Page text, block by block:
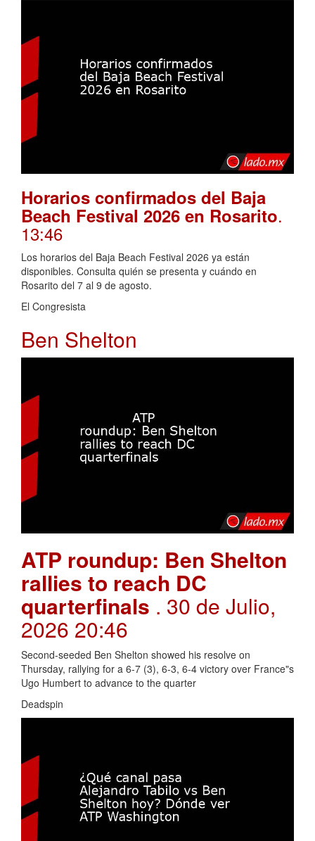
Horarios confirmados del Baja
Beach Festival 2026 en Rosarito.
13:46
Los horarios del Baja Beach Festival 2026 ya están
disponibles. Consulta quién se presenta y cuándo en
Rosarito del 7 al 9 de agosto.
El Congresista
Ben Shelton
ATP roundup: Ben Shelton
rallies to reach DC
quarterfinals . 30 de Julio,
2026 20:46
Second-seeded Ben Shelton showed his resolve on
Thursday, rallying for a 6-7 (3), 6-3, 6-4 victory over France"s
Ugo Humbert to advance to the quarter
Deadspin